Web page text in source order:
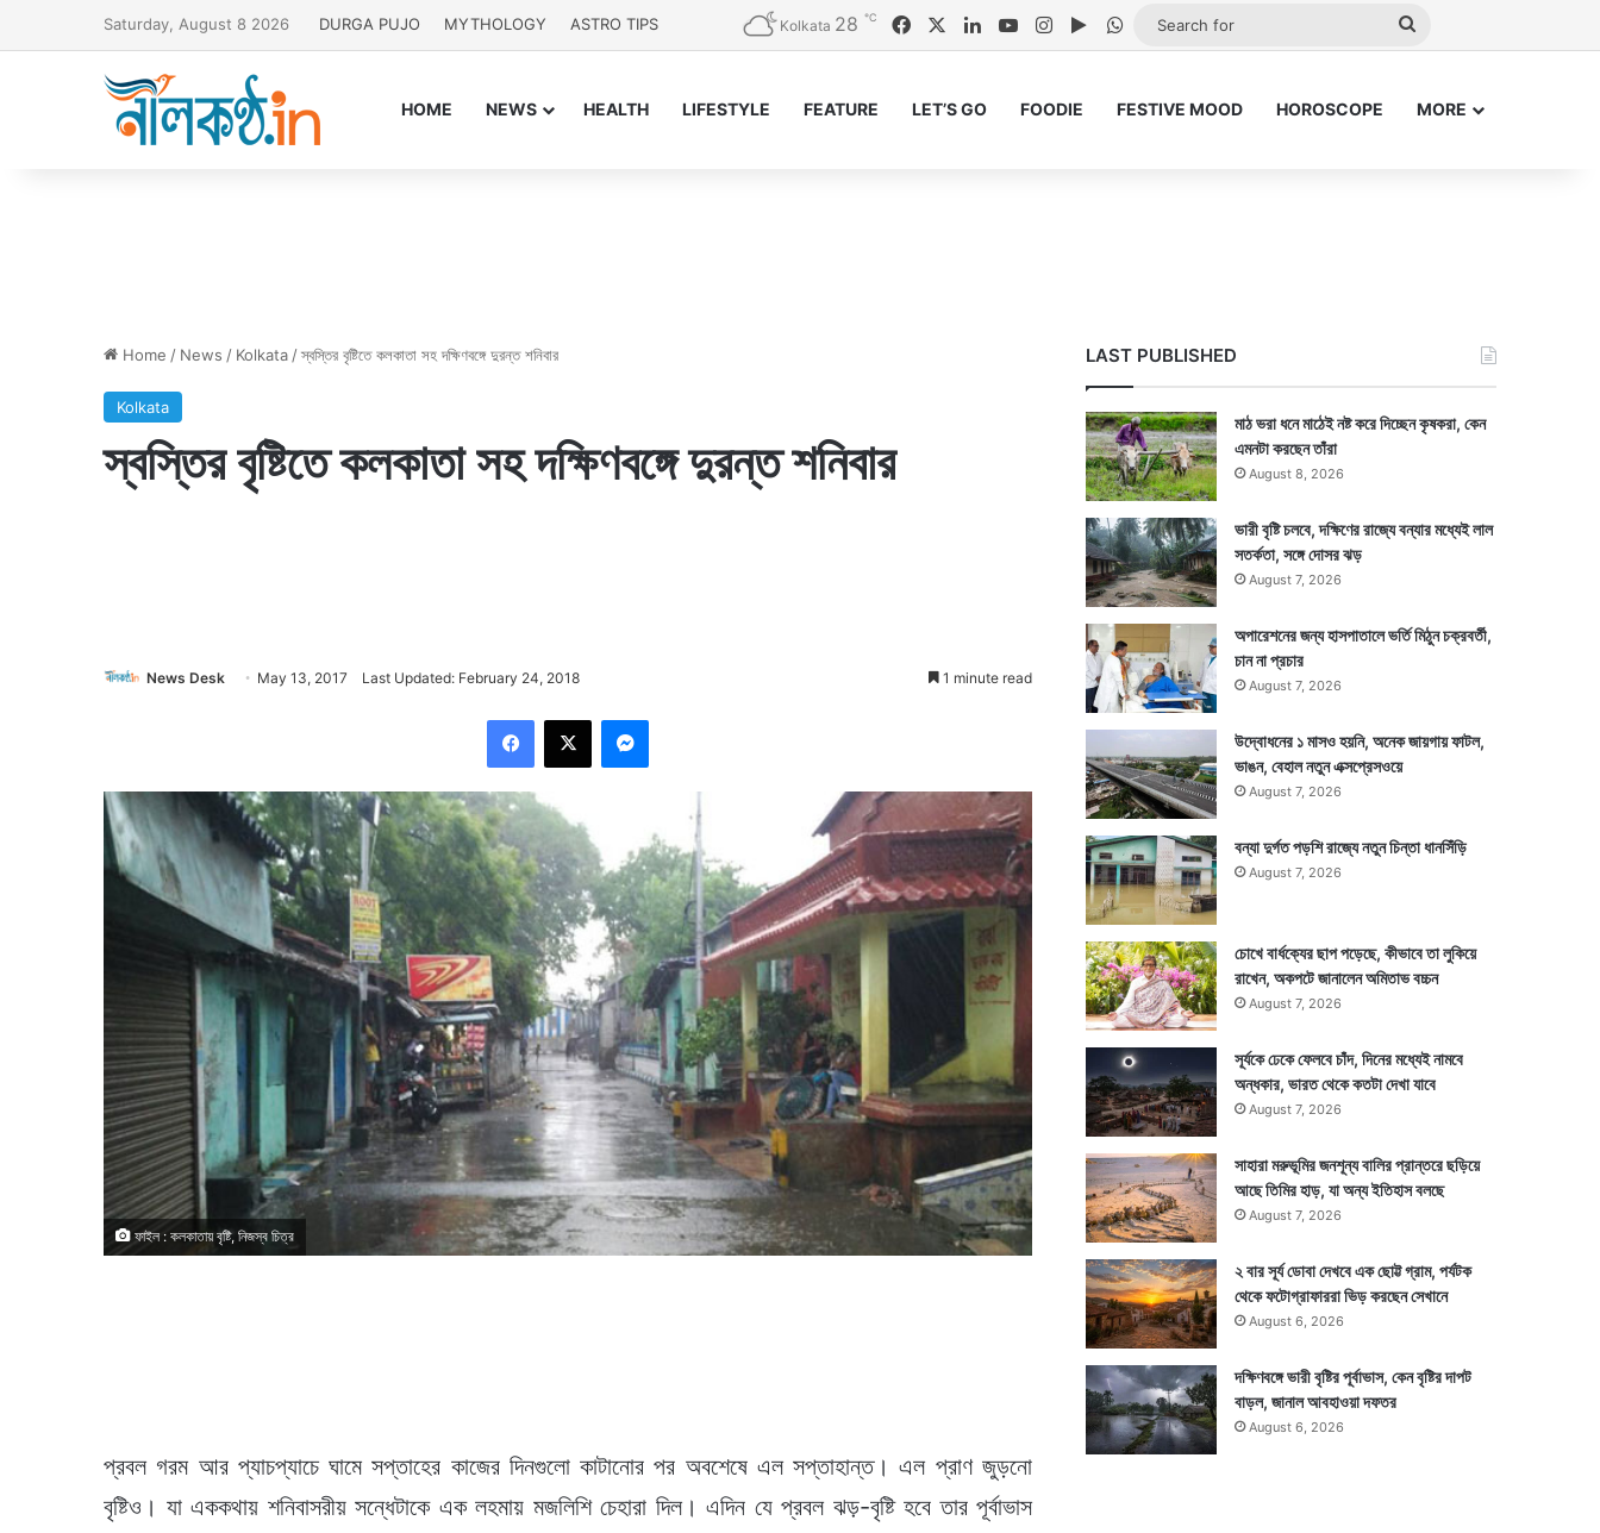
Saturday, August 8 2026 DURGA PUJO MYTHOLOGY ASTRO TIPS Kolkata 28 ℃ FacebookLinkedInYouTubeInstagramGoogle Play
WhatsApp
Search
HOME NEWS HEALTH LIFESTYLE FEATURE LET’S GO FOODIE FESTIVE MOOD HOROSCOPE MORE
Home / News / Kolkata /স্বস্তির বৃষ্টিতে কলকাতা সহ দক্ষিণবঙ্গে দুরন্ত শনিবার
Kolkata
স্বস্তির বৃষ্টিতে কলকাতা সহ দক্ষিণবঙ্গে দুরন্ত শনিবার
News Desk May 13, 2017 Last Updated: February 24, 2018 1 minute read
ফাইল : কলকাতায় বৃষ্টি, নিজস্ব চিত্র
প্রবল গরম আর প্যাচপ্যাচে ঘামে সপ্তাহের কাজের দিনগুলো কাটানোর পর অবশেষে এল সপ্তাহান্ত। এল প্রাণ জুড়নো
বৃষ্টিও। যা এককথায় শনিবাসরীয় সন্ধেটাকে এক লহমায় মজলিশি চেহারা দিল। এদিন যে প্রবল ঝড়-বৃষ্টি হবে তার পূর্বাভাস
LAST PUBLISHED
মাঠ ভরা ধনে মাঠেই নষ্ট করে দিচ্ছেন কৃষকরা, কেন
এমনটা করছেন তাঁরা
August 8, 2026
ভারী বৃষ্টি চলবে, দক্ষিণের রাজ্যে বন্যার মধ্যেই লাল
সতর্কতা, সঙ্গে দোসর ঝড়
August 7, 2026
অপারেশনের জন্য হাসপাতালে ভর্তি মিঠুন চক্রবর্তী,
চান না প্রচার
August 7, 2026
উদ্বোধনের ১ মাসও হয়নি, অনেক জায়গায় ফাটল,
ভাঙন, বেহাল নতুন এক্সপ্রেসওয়ে
August 7, 2026
বন্যা দুর্গত পড়শি রাজ্যে নতুন চিন্তা ধানসিঁড়ি
August 7, 2026
চোখে বার্ধক্যের ছাপ পড়েছে, কীভাবে তা লুকিয়ে
রাখেন, অকপটে জানালেন অমিতাভ বচ্চন
August 7, 2026
সূর্যকে ঢেকে ফেলবে চাঁদ, দিনের মধ্যেই নামবে
অন্ধকার, ভারত থেকে কতটা দেখা যাবে
August 7, 2026
সাহারা মরুভূমির জনশূন্য বালির প্রান্তরে ছড়িয়ে
আছে তিমির হাড়, যা অন্য ইতিহাস বলছে
August 7, 2026
২ বার সূর্য ডোবা দেখবে এক ছোট্ট গ্রাম, পর্যটক
থেকে ফটোগ্রাফাররা ভিড় করছেন সেখানে
August 6, 2026
দক্ষিণবঙ্গে ভারী বৃষ্টির পূর্বাভাস, কেন বৃষ্টির দাপট
বাড়ল, জানাল আবহাওয়া দফতর
August 6, 2026